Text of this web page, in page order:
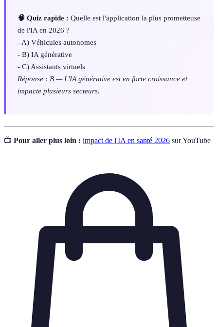
🧠 Quiz rapide : Quelle est l'application la plus prometteuse
de l'IA en 2026 ?
- A) Véhicules autonomes
- B) IA générative
- C) Assistants virtuels
Réponse : B — L'IA générative est en forte croissance et
impacte plusieurs secteurs.
📺 Pour aller plus loin : impact de l'IA en santé 2026 sur YouTube